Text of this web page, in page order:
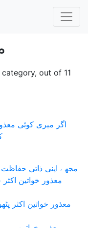
out of 11
اگر میری کوئی
مجھے اپنی ذاتی
معذور خواتین
معذور خواتین اکثر